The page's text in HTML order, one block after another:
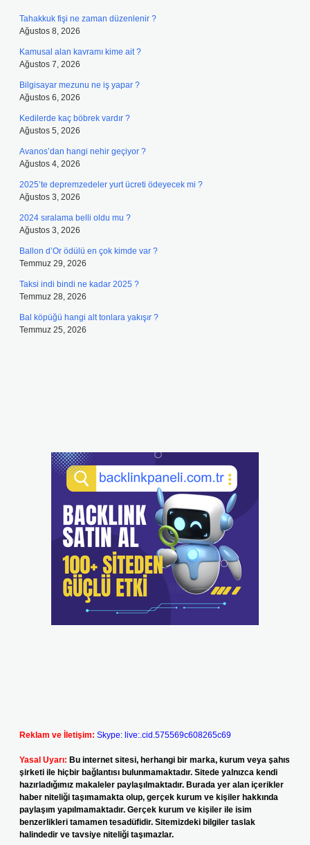
Tahakkuk fişi ne zaman düzenlenir ?
Ağustos 8, 2026
Kamusal alan kavramı kime ait ?
Ağustos 7, 2026
Bilgisayar mezunu ne iş yapar ?
Ağustos 6, 2026
Kedilerde kaç böbrek vardır ?
Ağustos 5, 2026
Avanos’dan hangi nehir geçiyor ?
Ağustos 4, 2026
2025’te depremzedeler yurt ücreti ödeyecek mi ?
Ağustos 3, 2026
2024 sıralama belli oldu mu ?
Ağustos 3, 2026
Ballon d’Or ödülü en çok kimde var ?
Temmuz 29, 2026
Taksi indi bindi ne kadar 2025 ?
Temmuz 28, 2026
Bal köpüğü hangi alt tonlara yakışır ?
Temmuz 25, 2026
Reklam ve İletişim: Skype: live:.cid.575569c608265c69
Yasal Uyarı: Bu internet sitesi, herhangi bir marka, kurum veya şahıs
şirketi ile hiçbir bağlantısı bulunmamaktadır. Sitede yalnızca kendi
hazırladığımız makaleler paylaşılmaktadır. Burada yer alan içerikler
haber niteliği taşımamakta olup, gerçek kurum ve kişiler hakkında
paylaşım yapılmamaktadır. Gerçek kurum ve kişiler ile isim
benzerlikleri tamamen tesadüfidir. Sitemizdeki bilgiler taslak
halindedir ve tavsiye niteliği taşımazlar.